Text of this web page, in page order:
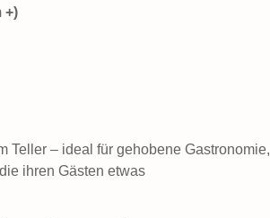
+)
Teller – ideal für gehobene Gastronomie,
ihren Gästen etwas